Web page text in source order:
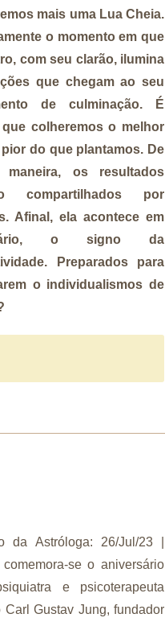
mais uma Lua Cheia.
o momento em que
com seu clarão, ilumina
que chegam ao seu
de culminação. É
colheremos o melhor
do que plantamos. De
maneira, os resultados
compartilhados por
Afinal, ela acontece em
o signo da
Preparados para
o individualismos de
da Astróloga: 26/Jul/23 |
comemora-se o aniversário
e psicoterapeuta
Carl Gustav Jung, fundador